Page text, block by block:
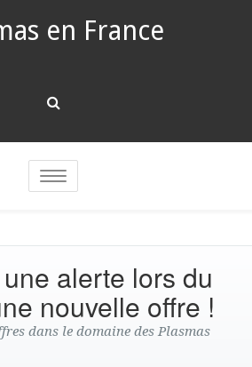
en France
Toggle
navigation
alerte lors du
nouvelle offre !
dans le domaine des Plasmas